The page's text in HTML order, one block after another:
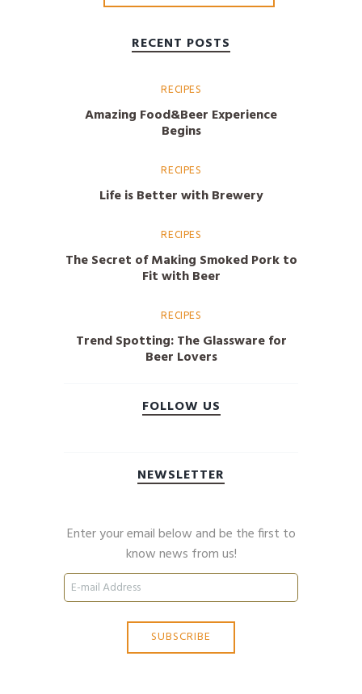
RECENT POSTS
RECIPES
Amazing Food&Beer Experience
Begins
RECIPES
Life is Better with Brewery
RECIPES
The Secret of Making Smoked Pork to
Fit with Beer
RECIPES
Trend Spotting: The Glassware for
Beer Lovers
FOLLOW US
NEWSLETTER
Enter your email below and be the first to
know news from us!